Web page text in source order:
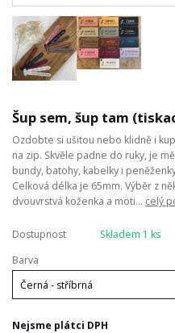
Šup sem, šup tam
Ozdobte si ušitou nebo klidně i
na zip. Skvěle padne do ruky, je
bundy, batohy, kabelky i
Celková délka je 65mm. Výběr z
dvouvrstvá koženka a moti... celý
Dostupnost
Skladem 1 ks
Barva
Nejsme plátci DPH